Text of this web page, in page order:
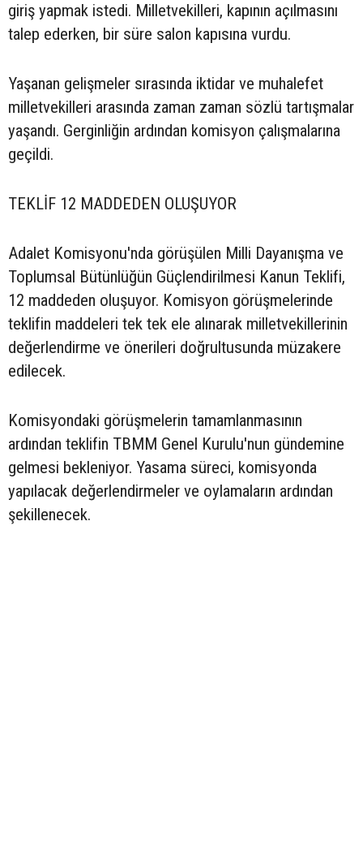
giriş yapmak istedi. Milletvekilleri, kapının açılmasını
talep ederken, bir süre salon kapısına vurdu.
Yaşanan gelişmeler sırasında iktidar ve muhalefet
milletvekilleri arasında zaman zaman sözlü tartışmalar
yaşandı. Gerginliğin ardından komisyon çalışmalarına
geçildi.
TEKLİF 12 MADDEDEN OLUŞUYOR
Adalet Komisyonu'nda görüşülen Milli Dayanışma ve
Toplumsal Bütünlüğün Güçlendirilmesi Kanun Teklifi,
12 maddeden oluşuyor. Komisyon görüşmelerinde
teklifin maddeleri tek tek ele alınarak milletvekillerinin
değerlendirme ve önerileri doğrultusunda müzakere
edilecek.
Komisyondaki görüşmelerin tamamlanmasının
ardından teklifin TBMM Genel Kurulu'nun gündemine
gelmesi bekleniyor. Yasama süreci, komisyonda
yapılacak değerlendirmeler ve oylamaların ardından
şekillenecek.